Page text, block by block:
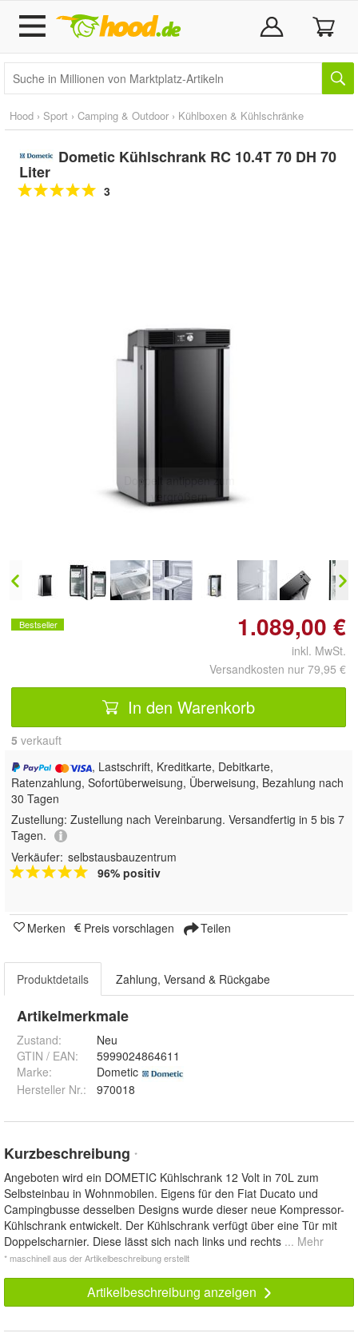
Hood › Sport › Camping & Outdoor › Kühlboxen & Kühlschränke
Dometic Kühlschrank RC 10.4T 70 DH 70
Liter
3
Doppelt antippen zum
vergrößern
Bestseller 1.089,00 €
inkl. MwSt.
Versandkosten nur 79,95 €
In den Warenkorb
5 verkauft
, Lastschrift, Kreditkarte, Debitkarte,
Ratenzahlung, Sofortüberweisung, Überweisung, Bezahlung nach
30 Tagen
Zustellung: Zustellung nach Vereinbarung. Versandfertig in 5 bis 7
Tagen.
Verkäufer: selbstausbauzentrum
96% positiv
Merken Preis vorschlagen Teilen
Produktdetails Zahlung, Versand & Rückgabe
Artikelmerkmale
Zustand:
Neu
GTIN / EAN:
5999024864611
Marke:
Dometic
Hersteller Nr.:
970018
Kurzbeschreibung *
Angeboten wird ein DOMETIC Kühlschrank 12 Volt in 70L zum
Selbsteinbau in Wohnmobilen. Eigens für den Fiat Ducato und
Campingbusse desselben Designs wurde dieser neue Kompressor-
Kühlschrank entwickelt. Der Kühlschrank verfügt über eine Tür mit
Doppelscharnier. Diese lässt sich nach links und rechts ... Mehr
* maschinell aus der Artikelbeschreibung erstellt
Artikelbeschreibung anzeigen